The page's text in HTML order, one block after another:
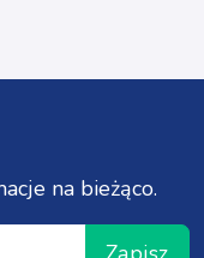
na bieżąco.